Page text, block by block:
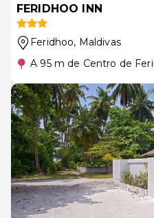
FERIDHOO INN
Feridhoo, Maldivas
A 95 m de Centro de